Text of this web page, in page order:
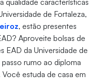
qualidade características
de Fortaleza,
, estão presentes
Aproveite bolsas de
EAD da Universidade de
rumo ao diploma
estuda de casa em